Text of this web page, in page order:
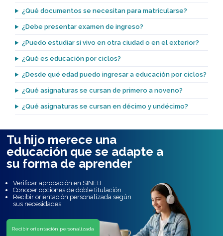
¿Qué documentos se necesitan para matricularse?
¿Debe presentar examen de ingreso?
¿Puedo estudiar si vivo en otra ciudad o en el exterior?
¿Qué es educación por ciclos?
¿Desde qué edad puedo ingresar a educación por ciclos?
¿Qué asignaturas se cursan de primero a noveno?
¿Qué asignaturas se cursan en décimo y undécimo?
Tu hijo merece una
educación que se adapte a
su forma de aprender
Verificar aprobación en SINEB.
Conocer opciones de doble titulación.
Recibir orientación personalizada según
sus necesidades.
Recibir orientación personalizada